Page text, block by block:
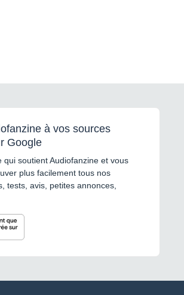
à vos sources
Google
qui soutient Audiofanzine et vous
plus facilement tous nos
tests, avis, petites annonces,